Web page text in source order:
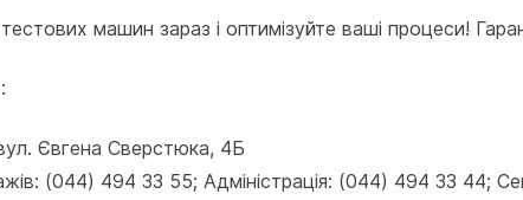
машин зараз і оптимізуйте ваші процеси!
Євгена Сверстюка, 4Б
(044) 494 33 55; Адміністрація: (044) 494 33 44;